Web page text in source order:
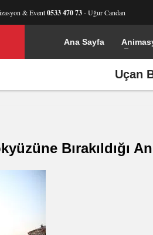
& Event0533 470 73- Uğur Candan
Ana Sayfa
Uçan
Bırakıldığı